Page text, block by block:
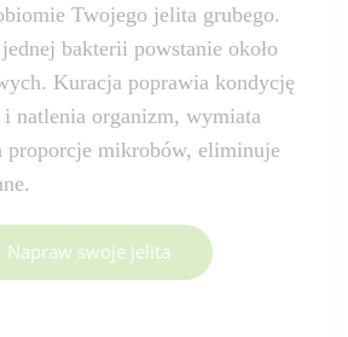
Twojego jelita grubego.
bakterii powstanie około
Kuracja poprawia kondycję
natlenia organizm, wymiata
proporcje mikrobów, eliminuje
Napraw swoje jelita